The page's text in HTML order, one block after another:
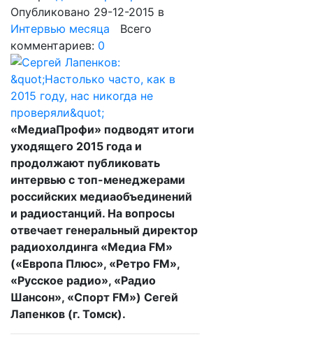
Опубликовано 29-12-2015 в
Интервью месяца Всего
комментариев: 0
«МедиаПрофи» подводят итоги
уходящего 2015 года и
продолжают публиковать
интервью с топ-менеджерами
российских медиаобъединений
и радиостанций. На вопросы
отвечает генеральный директор
радиохолдинга «Медиа FM»
(«Европа Плюс», «Ретро FM»,
«Русское радио», «Радио
Шансон», «Спорт FM») Сегей
Лапенков (г. Томск).